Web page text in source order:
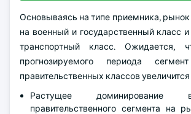
Основываясь на типе приемника, рынок
на военный и государственный класс
транспортный класс. Ожидается,
прогнозируемого периода
правительственных классов увеличится
Растущее доминирование
правительственного сегмента на